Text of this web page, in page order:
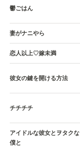
鬱ごはん
妻がナニやら
恋人以上♡嫁未満
彼女の鍵を開ける方法
チチチチ
アイドルな彼女とヲタクな
僕と